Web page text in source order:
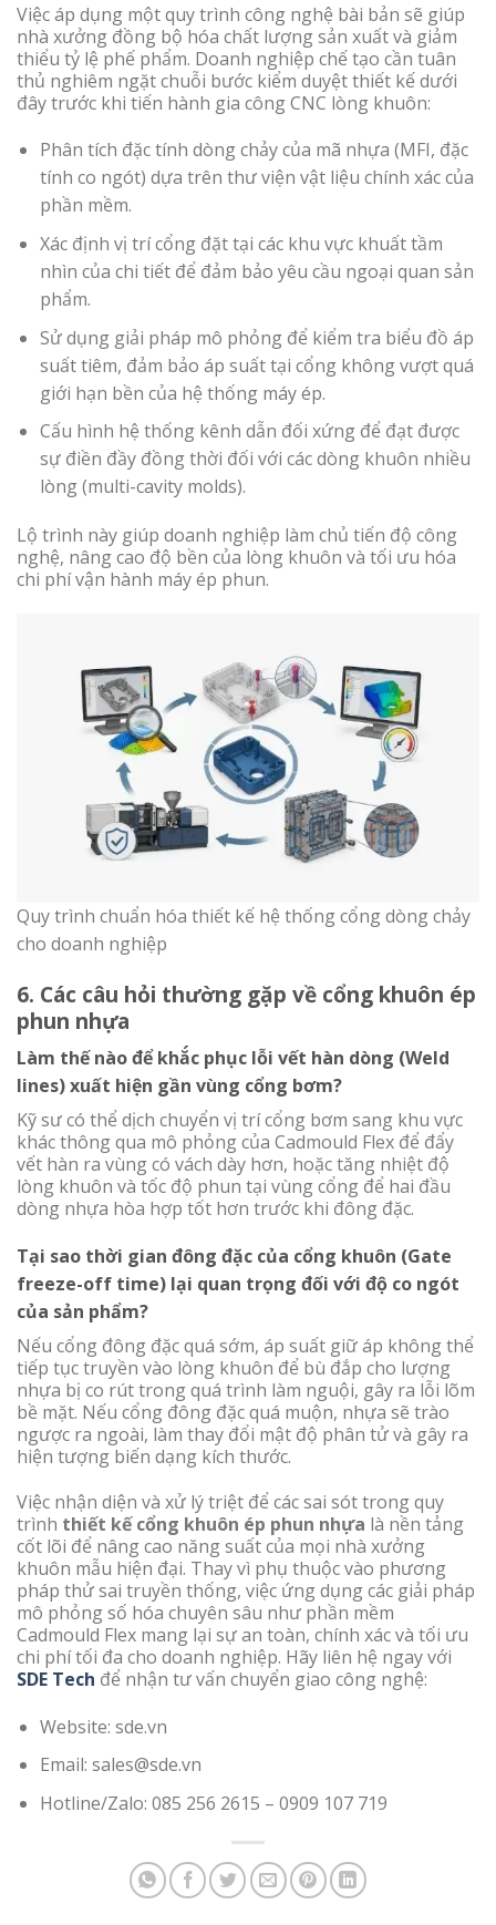
Việc áp dụng một quy trình công nghệ bài bản sẽ giúp
nhà xưởng đồng bộ hóa chất lượng sản xuất và giảm
thiểu tỷ lệ phế phẩm. Doanh nghiệp chế tạo cần tuân
thủ nghiêm ngặt chuỗi bước kiểm duyệt thiết kế dưới
đây trước khi tiến hành gia công CNC lòng khuôn:
Phân tích đặc tính dòng chảy của mã nhựa (MFI, đặc
tính co ngót) dựa trên thư viện vật liệu chính xác của
phần mềm.
Xác định vị trí cổng đặt tại các khu vực khuất tầm
nhìn của chi tiết để đảm bảo yêu cầu ngoại quan sản
phẩm.
Sử dụng giải pháp mô phỏng để kiểm tra biểu đồ áp
suất tiêm, đảm bảo áp suất tại cổng không vượt quá
giới hạn bền của hệ thống máy ép.
Cấu hình hệ thống kênh dẫn đối xứng để đạt được
sự điền đầy đồng thời đối với các dòng khuôn nhiều
lòng (multi-cavity molds).
Lộ trình này giúp doanh nghiệp làm chủ tiến độ công
nghệ, nâng cao độ bền của lòng khuôn và tối ưu hóa
chi phí vận hành máy ép phun.
Quy trình chuẩn hóa thiết kế hệ thống cổng dòng chảy
cho doanh nghiệp
6. Các câu hỏi thường gặp về cổng khuôn ép
phun nhựa
Làm thế nào để khắc phục lỗi vết hàn dòng (Weld
lines) xuất hiện gần vùng cổng bơm?
Kỹ sư có thể dịch chuyển vị trí cổng bơm sang khu vực
khác thông qua mô phỏng của Cadmould Flex để đẩy
vết hàn ra vùng có vách dày hơn, hoặc tăng nhiệt độ
lòng khuôn và tốc độ phun tại vùng cổng để hai đầu
dòng nhựa hòa hợp tốt hơn trước khi đông đặc.
Tại sao thời gian đông đặc của cổng khuôn (Gate
freeze-off time) lại quan trọng đối với độ co ngót
của sản phẩm?
Nếu cổng đông đặc quá sớm, áp suất giữ áp không thể
tiếp tục truyền vào lòng khuôn để bù đắp cho lượng
nhựa bị co rút trong quá trình làm nguội, gây ra lỗi lõm
bề mặt. Nếu cổng đông đặc quá muộn, nhựa sẽ trào
ngược ra ngoài, làm thay đổi mật độ phân tử và gây ra
hiện tượng biến dạng kích thước.
Việc nhận diện và xử lý triệt để các sai sót trong quy
trình thiết kế cổng khuôn ép phun nhựa là nền tảng
cốt lõi để nâng cao năng suất của mọi nhà xưởng
khuôn mẫu hiện đại. Thay vì phụ thuộc vào phương
pháp thử sai truyền thống, việc ứng dụng các giải pháp
mô phỏng số hóa chuyên sâu như phần mềm
Cadmould Flex mang lại sự an toàn, chính xác và tối ưu
chi phí tối đa cho doanh nghiệp. Hãy liên hệ ngay với
SDE Tech để nhận tư vấn chuyển giao công nghệ:
Website: sde.vn
Email: sales@sde.vn
Hotline/Zalo: 085 256 2615 – 0909 107 719